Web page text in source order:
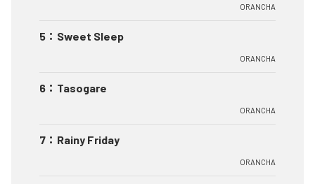
ORANCHA
5 ： Sweet Sleep
ORANCHA
6 ： Tasogare
ORANCHA
7 ： Rainy Friday
ORANCHA